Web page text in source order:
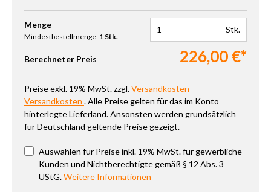
Produkt Anzahl: Gib den gewünschten Wert ein oder benutze
Menge
Mindestbestellmenge: 1 Stk.
Stk.
Berechneter Preis 226,00 €*
Preise exkl. 19% MwSt. zzgl.Versandkosten
Versandkosten . Alle Preise gelten für das im Konto
hinterlegte Lieferland. Ansonsten werden grundsätzlich
für Deutschland geltende Preise gezeigt.
Auswählen für Preise inkl. 19% MwSt. für gewerbliche
Kunden und Nichtberechtigte gemäß § 12 Abs. 3
UStG.Weitere Informationen